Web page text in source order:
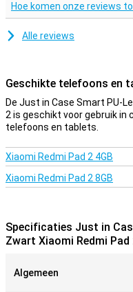
Hoe komen onze reviews
Alle reviews
Geschikte telefoons en
De Just in Case Smart PU-
2 is geschikt voor gebruik
telefoons en tablets.
Xiaomi Redmi Pad 2 4GB
Xiaomi Redmi Pad 2 8GB
Specificaties Just in
Zwart Xiaomi Redmi Pad
Algemeen